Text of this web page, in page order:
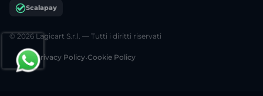
Scalapay
© 2026 Lagicart S.r.l. — Tutti i diritti riservati
Privacy Policy•Cookie Policy